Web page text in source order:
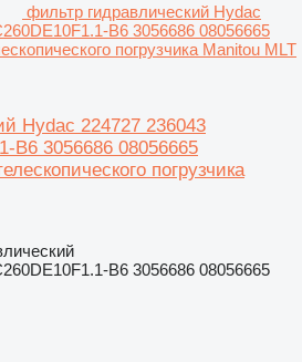
фильтр гидравлический Hydac
B6 3056686 08056665
погрузчика Manitou MLT
Hydac 224727 236043
B6 3056686 08056665
погрузчика
B6 3056686 08056665